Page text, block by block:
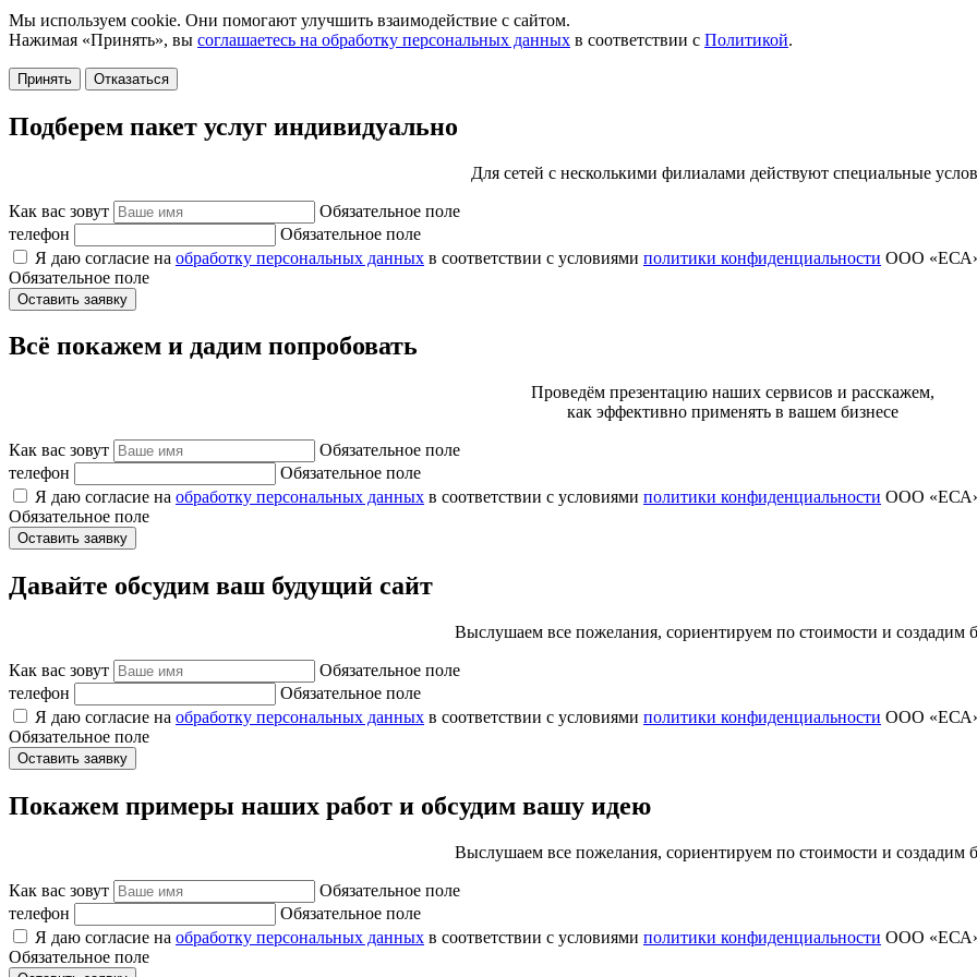
Мы используем cookie. Они помогают улучшить взаимодействие с сайтом.
Нажимая «Принять», вы соглашаетесь на обработку персональных данных в соответствии с Политикой.
Принять Отказаться
Подберем пакет услуг индивидуально
Для сетей с несколькими филиалами действуют специальные
Как вас зовут
Обязательное поле
телефон
Обязательное поле
Я даю согласие на обработку персональных данных в соответствии с условиями политики конфиденциальности ООО
Обязательное поле
Оставить заявку
Всё покажем и дадим попробовать
Проведём презентацию наших сервисов и расскажем,
как эффективно применять в вашем бизнесе
Как вас зовут
Обязательное поле
телефон
Обязательное поле
Я даю согласие на обработку персональных данных в соответствии с условиями политики конфиденциальности ООО
Обязательное поле
Оставить заявку
Давайте обсудим ваш будущий сайт
Выслушаем все пожелания, сориентируем по стоимости и создадим
Как вас зовут
Обязательное поле
телефон
Обязательное поле
Я даю согласие на обработку персональных данных в соответствии с условиями политики конфиденциальности ООО
Обязательное поле
Оставить заявку
Покажем примеры наших работ и обсудим вашу идею
Выслушаем все пожелания, сориентируем по стоимости и создадим
Как вас зовут
Обязательное поле
телефон
Обязательное поле
Я даю согласие на обработку персональных данных в соответствии с условиями политики конфиденциальности ООО
Обязательное поле